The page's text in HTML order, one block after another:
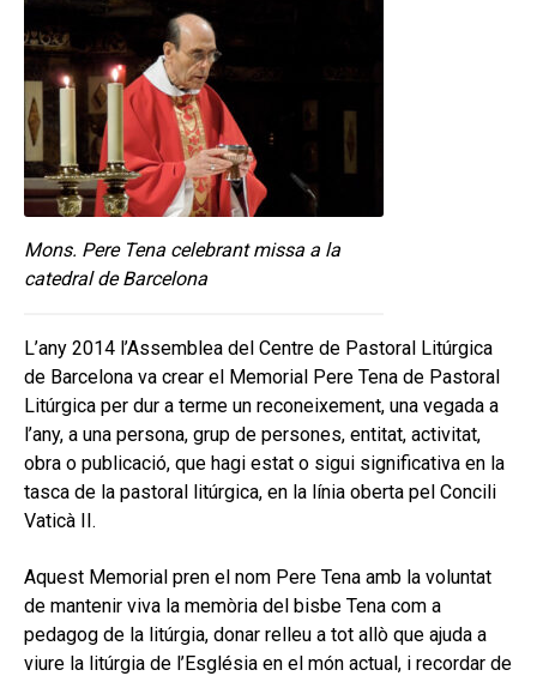
CERCAR
CAT
ESP
Mons. Pere Tena celebrant missa a la
catedral de Barcelona
L’any 2014 l’Assemblea del Centre de Pastoral Litúrgica
de Barcelona va crear el Memorial Pere Tena de Pastoral
Litúrgica per dur a terme un reconeixement, una vegada a
l’any, a una persona, grup de persones, entitat, activitat,
obra o publicació, que hagi estat o sigui significativa en la
tasca de la pastoral litúrgica, en la línia oberta pel Concili
Vaticà II.
Aquest Memorial pren el nom Pere Tena amb la voluntat
de mantenir viva la memòria del bisbe Tena com a
pedagog de la litúrgia, donar relleu a tot allò que ajuda a
viure la litúrgia de l’Església en el món actual, i recordar de